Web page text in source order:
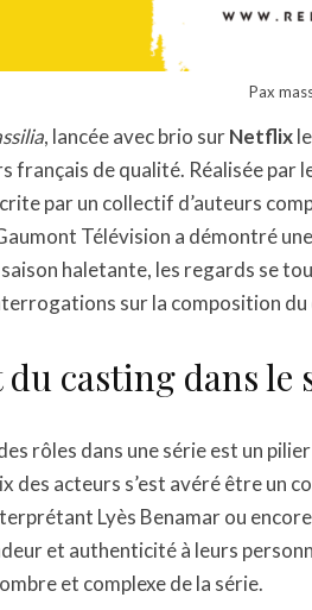
Pax
, lancée avec brio surNetflix
français de qualité. Réalisée par
par un collectif d’auteurs
Télévision a démontré
saison haletante, les regards se
sur la composition du
du casting dans le
rôles dans une série est un
des acteurs s’est avéré être un
Lyès Benamar ou encore
et authenticité à leurs
et complexe de la série.